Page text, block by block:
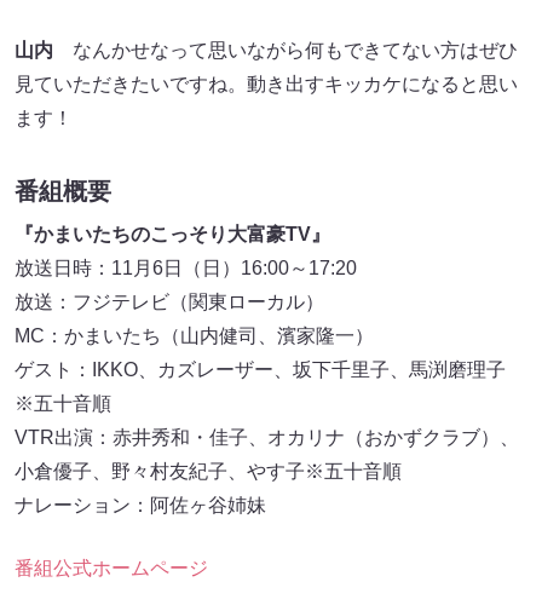
山内 なんかせなって思いながら何もできてない方はぜひ
見ていただきたいですね。動き出すキッカケになると思い
ます！
番組概要
『かまいたちのこっそり大富豪TV』
放送日時：11月6日（日）16:00～17:20
放送：フジテレビ（関東ローカル）
MC：かまいたち（山内健司、濱家隆一）
ゲスト：IKKO、カズレーザー、坂下千里子、馬渕磨理子
※五十音順
VTR出演：赤井秀和・佳子、オカリナ（おかずクラブ）、
小倉優子、野々村友紀子、やす子※五十音順
ナレーション：阿佐ヶ谷姉妹
番組公式ホームページ